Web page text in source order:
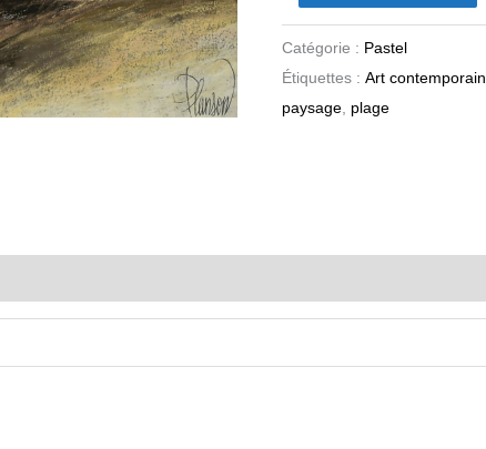
Catégorie : Pastel
Étiquettes : Art contemporain
paysage plage